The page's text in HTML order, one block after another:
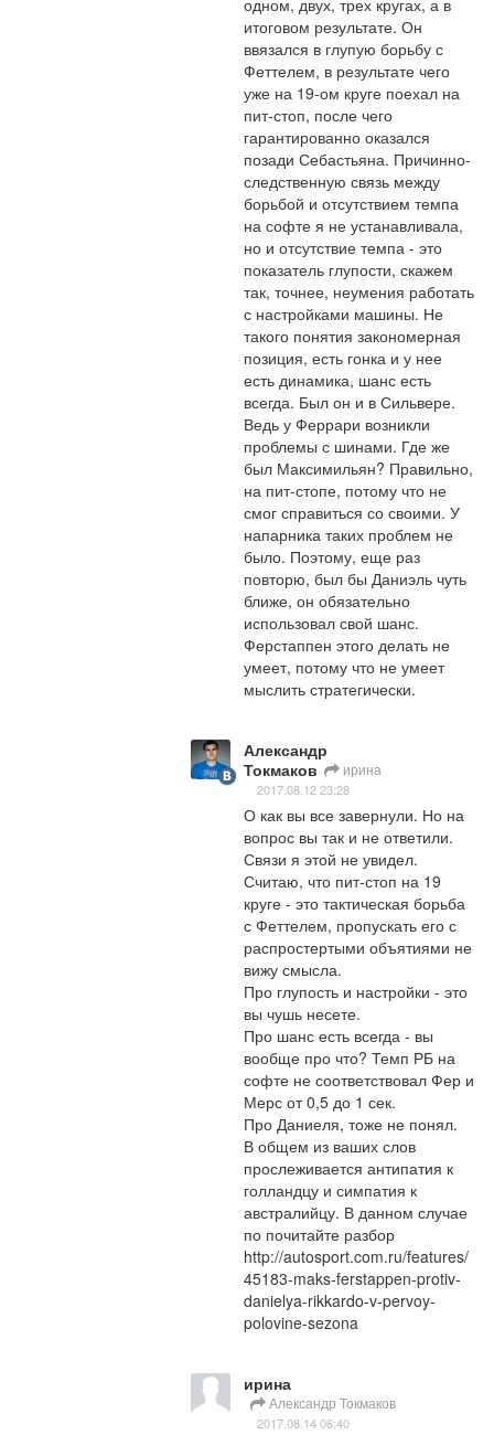
итоговом результате. Он
ввязался в глупую борьбу с
Феттелем, в результате чего
уже на 19-ом круге поехал на
пит-стоп, после чего
гарантированно оказался
позади Себастьяна. Причинно-
следственную связь между
борьбой и отсутствием темпа
на софте я не устанавливала,
но и отсутствие темпа - это
показатель глупости, скажем
так, точнее, неумения работать
с настройками машины. Не
такого понятия закономерная
позиция, есть гонка и у нее
есть динамика, шанс есть
всегда. Был он и в Сильвере.
Ведь у Феррари возникли
проблемы с шинами. Где же
был Максимильян? Правильно,
на пит-стопе, потому что не
смог справиться со своими. У
напарника таких проблем не
было. Поэтому, еще раз
повторю, был бы Даниэль чуть
ближе, он обязательно
использовал свой шанс.
Ферстаппен этого делать не
умеет, потому что не умеет
мыслить стратегически.
Александр
Токмаков
ирина
2017.08.12 23:28
О как вы все завернули. Но на
вопрос вы так и не ответили.
Связи я этой не увидел.
Считаю, что пит-стоп на 19
круге - это тактическая борьба
с Феттелем, пропускать его с
распростертыми объятиями не
вижу смысла.
Про глупость и настройки - это
вы чушь несете.
Про шанс есть всегда - вы
вообще про что? Темп РБ на
софте не соответствовал Фер и
Мерс от 0,5 до 1 сек.
Про Даниеля, тоже не понял.
В общем из ваших слов
прослеживается антипатия к
голландцу и симпатия к
австралийцу. В данном случае
по почитайте разбор
http://autosport.com.ru/features/
45183-maks-ferstappen-protiv-
danielya-rikkardo-v-pervoy-
polovine-sezona
ирина
Александр Токмаков
2017.08.14 06:40